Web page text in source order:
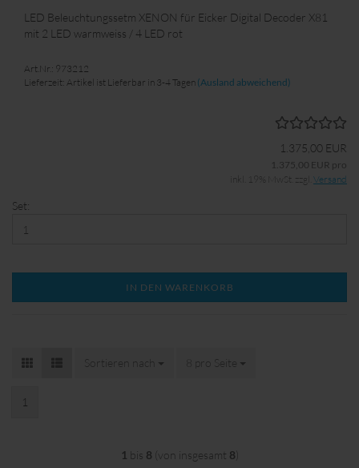
LED Beleuchtungssetm XENON für Eicker Digital Decoder X81
mit 2 LED warmweiss / 4 LED rot
Art.Nr.: 973212
Lieferzeit: Artikel ist Lieferbar in 3-4 Tagen (Ausland abweichend)
1.375,00 EUR
1.375,00 EUR pro
inkl. 19% MwSt. zzgl. Versand
Set:
IN DEN WARENKORB
Sortieren nach
Sortieren nach 8 pro Seite
pro Seite
1
1 bis 8 (von insgesamt 8